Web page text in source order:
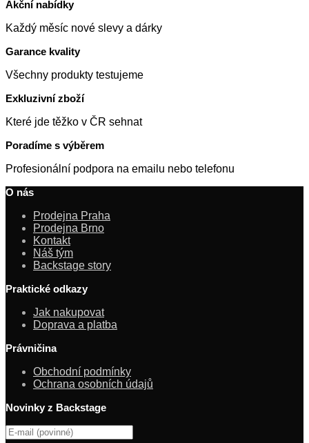
Akční nabídky
Každý měsíc nové slevy a dárky
Garance kvality
Všechny produkty testujeme
Exkluzivní zboží
Které jde těžko v ČR sehnat
Poradíme s výběrem
Profesionální podpora na emailu nebo telefonu
O nás
Prodejna Praha
Prodejna Brno
Kontakt
Náš tým
Backstage story
Praktické odkazy
Jak nakupovat
Doprava a platba
Právničina
Obchodní podmínky
Ochrana osobních údajů
Novinky z Backstage